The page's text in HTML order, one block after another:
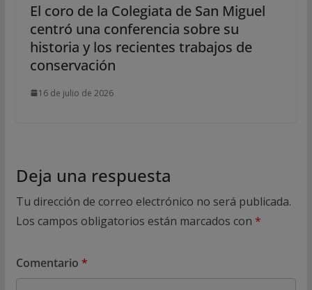
El coro de la Colegiata de San Miguel
centró una conferencia sobre su
historia y los recientes trabajos de
conservación
16 de julio de 2026
Deja una respuesta
Tu dirección de correo electrónico no será publicada.
Los campos obligatorios están marcados con *
Comentario *